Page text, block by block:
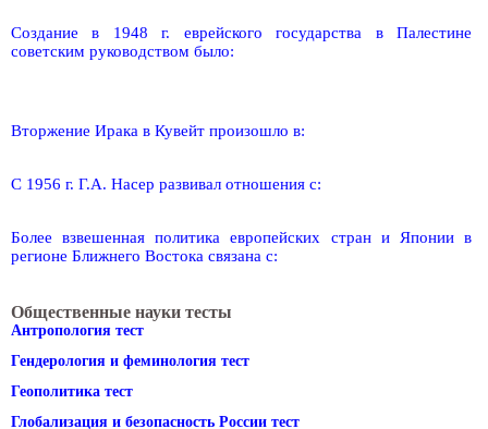
Создание в 1948 г. еврейского государства в Палестине
советским руководством было:
Вторжение Ирака в Кувейт произошло в:
С 1956 г. Г.А. Насер развивал отношения с:
Более взвешенная политика европейских стран и Японии в
регионе Ближнего Востока связана с:
Общественные науки тесты
Антропология тест
Гендерология и феминология тест
Геополитика тест
Глобализация и безопасность России тест